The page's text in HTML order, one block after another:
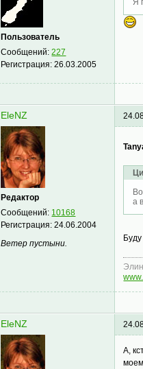
Пользователь
Сообщений:227
Регистрация:26.03.2005
Я
EleNZ
Редактор
Сообщений: 10168
Регистрация:24.06.2004
Ветер пустыни.
а
EleNZ
А,